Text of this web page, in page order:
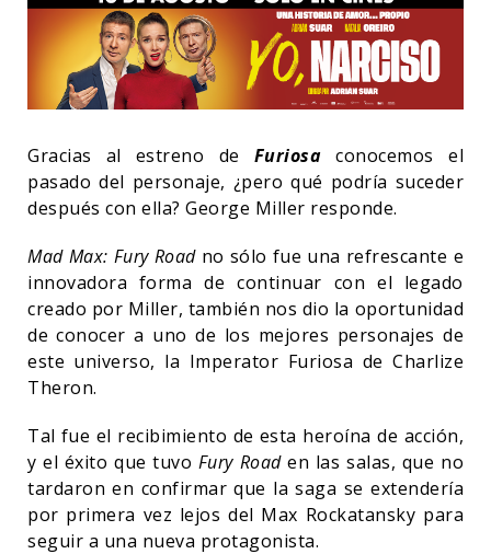
Gracias al estreno de Furiosaconocemos el
pasado del personaje, ¿pero qué podría suceder
después con ella? George Miller responde.
Mad Max: Fury Roadno sólo fue una refrescante e
innovadora forma de continuar con el legado
creado por Miller, también nos dio la oportunidad
de conocer a uno de los mejores personajes de
este universo, la Imperator Furiosa de Charlize
Theron.
Tal fue el recibimiento de esta heroína de acción,
y el éxito que tuvo Fury Roaden las salas, que no
tardaron en confirmar que la saga se extendería
por primera vez lejos del Max Rockatansky para
seguir a una nueva protagonista.